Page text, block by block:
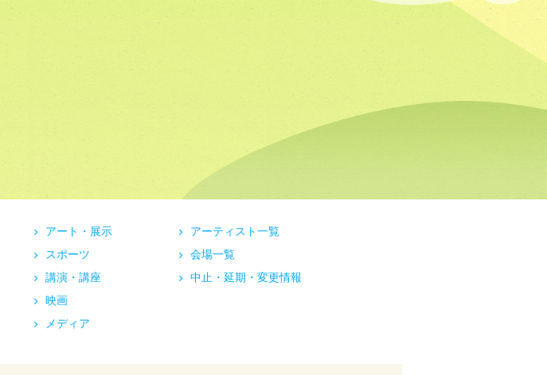
アート・展示
スポーツ
講演・講座
映画
メディア
アーティスト一覧
会場一覧
中止・延期・変更情報